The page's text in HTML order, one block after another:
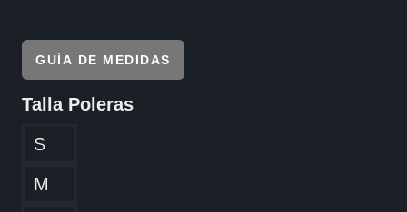
GUÍA DE MEDIDAS
Talla Poleras
S
M